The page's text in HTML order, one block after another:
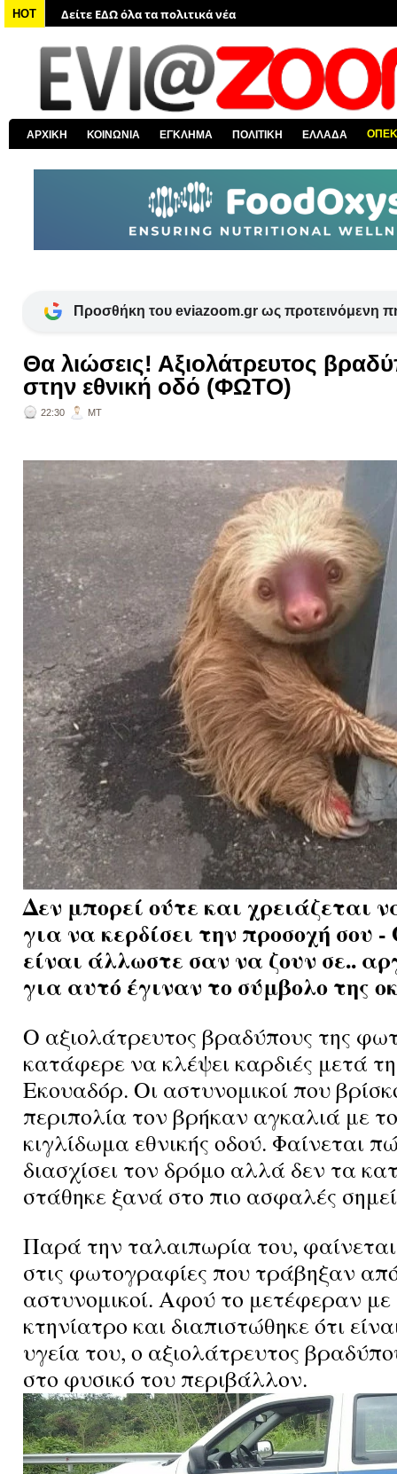
HOT
Δείτε ΕΔΩ όλα τα πολιτικά νέα
Δείτε ΕΔΩ τις αποκαλύψεις του EviaZoom.gr
Δείτε ΕΔΩ όλα τα αστυνομικά νέα
Δείτε ΕΔΩ όλα τα νέα από τον κόσμο
Δείτε ΕΔΩ όλα τα νέα για την Χαλκίδα και όλη την Εύβοια
Δείτε ΕΔΩ όλες τις ειδήσεις από την Ελλάδα
ΑΡΧΙΚΗ ΚΟΙΝΩΝΙΑ ΕΓΚΛΗΜΑ ΠΟΛΙΤΙΚΗ ΕΛΛΑΔΑ
Προσθήκη του eviazoom.gr ως προτεινόμενη
Θα λιώσεις! Αξιολάτρευτος
στην εθνική οδό (ΦΩΤΟ)
22:30 ΜΤ
Δεν μπορεί ούτε και χρειάζεται
για να κερδίσει την προσοχή σου
είναι άλλωστε σαν να ζουν σε..
για αυτό έγιναν το σύμβολο της
Ο αξιολάτρευτος βραδύπους της
κατάφερε να κλέψει καρδιές μετά
Εκουαδόρ. Οι αστυνομικοί που
περιπολία τον βρήκαν αγκαλιά με
κιγλίδωμα εθνικής οδού. Φαίνεται
διασχίσει τον δρόμο αλλά δεν τα
στάθηκε ξανά στο πιο ασφαλές
Παρά την ταλαιπωρία του,
στις φωτογραφίες που τράβηξαν
αστυνομικοί. Αφού το μετέφεραν
κτηνίατρο και διαπιστώθηκε ότι
υγεία του, ο αξιολάτρευτος
στο φυσικό του περιβάλλον.